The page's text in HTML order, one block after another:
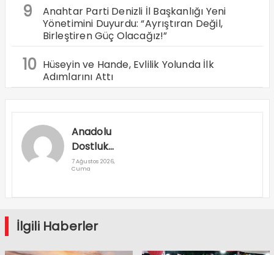
9
Anahtar Parti Denizli İl Başkanlığı Yeni
Yönetimini Duyurdu: “Ayrıştıran Değil,
Birleştiren Güç Olacağız!”
10 Hüseyin ve Hande, Evlilik Yolunda İlk
Adımlarını Attı
Anadolu
Dostluk
Rallisi
7 Ağustos 2026,
Cuma
İlgili Haberler